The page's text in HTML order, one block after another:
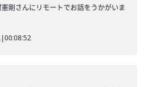
剛さんにリモートでお話をうかがいま
|00:08:52